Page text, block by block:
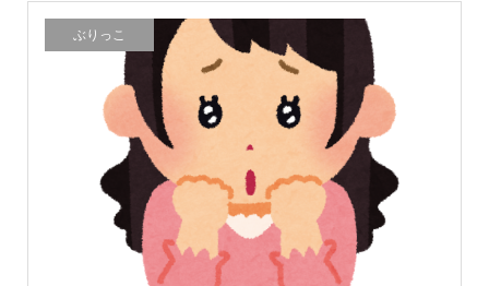
ぶりっこ